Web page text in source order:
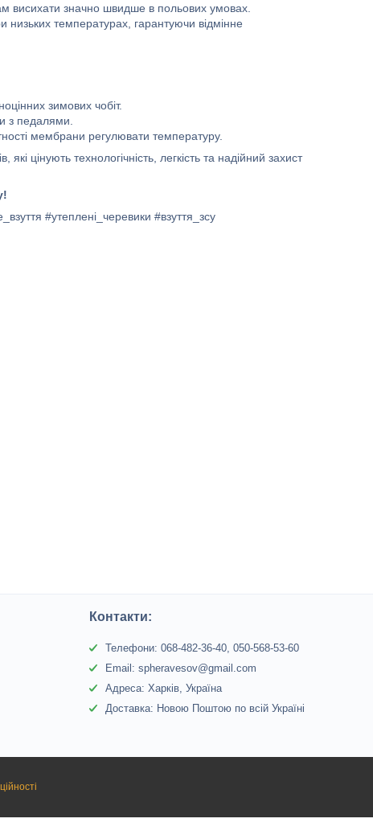
висихати значно швидше в польових умовах.
температурах, гарантуючи відмінне
зимових чобіт.
з педалями.
мембрани регулювати температуру.
цінують технологічність, легкість та надійний захист
#утеплені_черевики #взуття_зсу
Контакти:
Телефони: 068-482-36-40, 050-568-53-60
Email: spheravesov@gmail.com
Адреса: Харків, Україна
Доставка: Новою Поштою по всій Україні